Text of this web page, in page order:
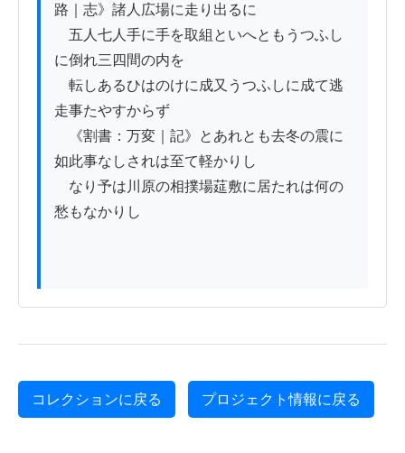
路｜志》諸人広場に走り出るに
五人七人手に手を取組といへともうつふし
に倒れ三四間の内を
転しあるひはのけに成又うつふしに成て逃
走事たやすからず
《割書：万変｜記》とあれとも去冬の震に
如此事なしされは至て軽かりし
なり予は川原の相撲場莚敷に居たれは何の
愁もなかりし
コレクションに戻る プロジェクト情報に戻る